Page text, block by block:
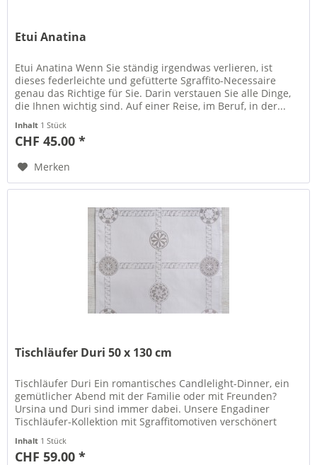
Etui Anatina
Etui Anatina Wenn Sie ständig irgendwas verlieren, ist
dieses federleichte und gefütterte Sgraffito-Necessaire
genau das Richtige für Sie. Darin verstauen Sie alle Dinge,
die Ihnen wichtig sind. Auf einer Reise, im Beruf, in der...
Inhalt 1 Stück
CHF 45.00 *
Merken
Tischläufer Duri 50 x 130 cm
Tischläufer Duri Ein romantisches Candlelight-Dinner, ein
gemütlicher Abend mit der Familie oder mit Freunden?
Ursina und Duri sind immer dabei. Unsere Engadiner
Tischläufer-Kollektion mit Sgraffitomotiven verschönert
Inhalt 1 Stück
CHF 59.00 *